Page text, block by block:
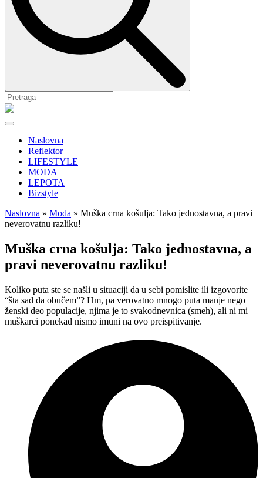
Naslovna
Reflektor
LIFESTYLE
MODA
LEPOTA
Bizstyle
Naslovna » Moda » Muška crna košulja: Tako jednostavna, a pravi
neverovatnu razliku!
Muška crna košulja: Tako jednostavna, a
pravi neverovatnu razliku!
Koliko puta ste se našli u situaciji da u sebi pomislite ili izgovorite
“šta sad da obučem”? Hm, pa verovatno mnogo puta manje nego
ženski deo populacije, njima je to svakodnevnica (smeh), ali ni mi
muškarci ponekad nismo imuni na ovo preispitivanje.